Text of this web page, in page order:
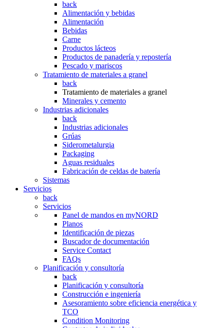
back
Alimentación y bebidas
Alimentación
Bebidas
Carne
Productos lácteos
Productos de panadería y repostería
Pescado y mariscos
Tratamiento de materiales a granel
back
Tratamiento de materiales a granel
Minerales y cemento
Industrias adicionales
back
Industrias adicionales
Grúas
Siderometalurgia
Packaging
Aguas residuales
Fabricación de celdas de batería
Sistemas
Servicios
back
Servicios
Panel de mandos en myNORD
Planos
Identificación de piezas
Buscador de documentación
Service Contact
FAQs
Planificación y consultoría
back
Planificación y consultoría
Construcción e ingeniería
Asesoramiento sobre eficiencia energética y
TCO
Condition Monitoring